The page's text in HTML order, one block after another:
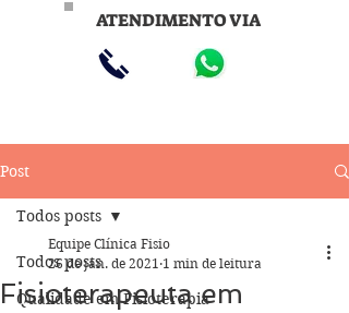
ATENDIMENTO VIA
Post
Todos posts
Qualidade em Fisioterapia
Todos posts
Fisioterapeuta em
Equipe Clínica Fisio
26 de jan. de 2021 1 min de leitura